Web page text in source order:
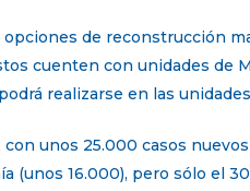
de reconstrucción
cuenten con unidades de
realizarse en las
unos 25.000 casos
(unos 16.000), pero sólo el